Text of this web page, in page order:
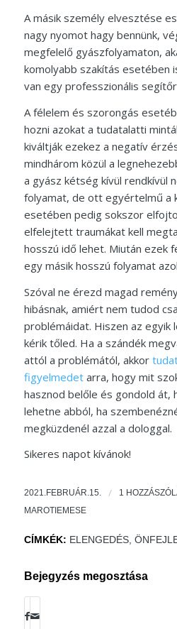
A másik személy elvesztése
nagy nyomot hagy bennünk,
megfelelő gyászfolyamaton,
komolyabb szakítás esetében
van egy professzionális
A félelem és szorongás
hozni azokat a tudatalatti
kiváltják ezekez a negatív
mindhárom közül a
a gyász kétség kívül rendkívül
folyamat, de ott egyértelmű a
esetében pedig sokszor
elfelejtett traumákat kell
hosszú idő lehet. Miután ezek
egy másik hosszú folyamat
Szóval ne érezd magad
hibásnak, amiért nem tudod
problémáidat. Hiszen az egyik
kérik tőled. Ha a szándék
attól a problémától, akkor
figyelmedetarra, hogy mit
hasznod belőle és gondold át,
lehetne abból, ha
megküzdenél azzal a dologgal.
Sikeres napot kívánok!
2021.FEBRUÁR.15. / 1
MAROTIEMESE
CÍMKÉK: ELENGEDÉS,
Bejegyzés megosztása